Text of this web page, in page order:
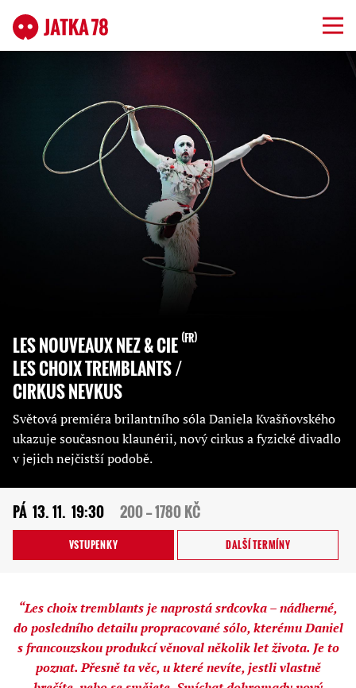
LES NOUVEAUX NEZ & CIE FR
LES CHOIX TREMBLANTS /
CIRKUS NEVKUS
Světová premiéra brilantního sóla Daniela Kvašňovského
ukazuje současnou klaunérii, nový cirkus a fyzické divadlo
v jejich nejčistší podobě.
PÁ 13. 11. 19:30 200 — 1780 KČ
VSTUPENKY DALŠÍ TERMÍNY
“Les choix tremblants je naprostá srdcovka – nádherné,
do posledního detailu propracované sólo, kterému Daniel
s francouzskou produkcí věnoval několik let života. Je to
poznat. Přesně ta věc, u které nevíte, jestli vlastně